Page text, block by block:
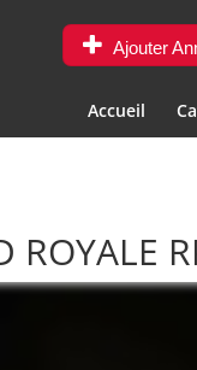
Ajouter
Accueil
ROYALE